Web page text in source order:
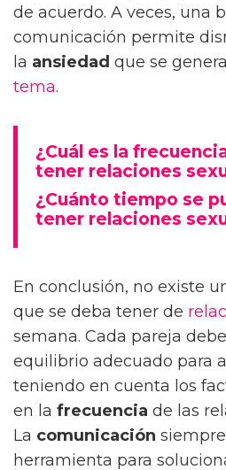
de acuerdo. A veces, una
comunicación permite
la ansiedad que se
tema.
¿Cuál es la
tener relaciones
¿Cuánto tiempo se
tener relaciones
En conclusión, no existe
que se deba tener de
semana. Cada pareja
equilibrio adecuado para
teniendo en cuenta los
en la frecuencia de las
La comunicación
herramienta para